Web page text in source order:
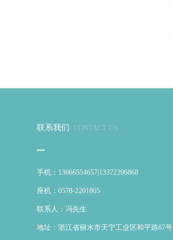
联系我们 CONTACT US
手机：13666554657|13372396868
座机：0578-2201865
联系人：冯先生
地址：浙江省丽水市天宁工业区和平路67号